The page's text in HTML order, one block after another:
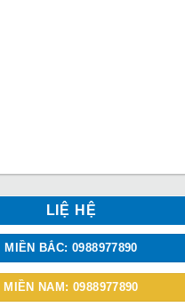
LIỆ HỆ
MIỀN BẮC: 0988977890
MIỀN NAM: 0988977890